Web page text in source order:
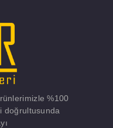
%100
doğrultusunda